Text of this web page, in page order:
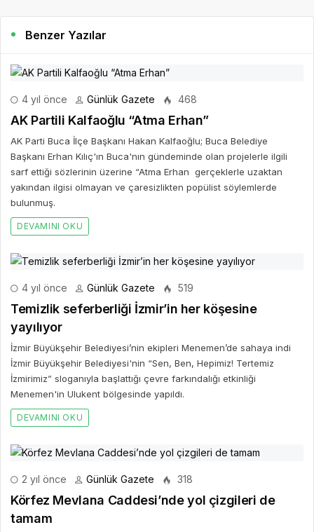
Benzer Yazılar
4 yıl önce Günlük Gazete 468
AK Partili Kalfaoğlu “Atma Erhan”
AK Parti Buca İlçe Başkanı Hakan Kalfaoğlu; Buca Belediye
Başkanı Erhan Kılıç'ın Buca'nın gündeminde olan projelerle ilgili
sarf ettiği sözlerinin üzerine “Atma Erhan gerçeklerle uzaktan
yakından ilgisi olmayan ve çaresizlikten popülist söylemlerde
bulunmuş.
DEVAMINI OKU
4 yıl önce Günlük Gazete 519
Temizlik seferberliği İzmir’in her köşesine
yayılıyor
İzmir Büyükşehir Belediyesi’nin ekipleri Menemen’de sahaya indi
İzmir Büyükşehir Belediyesi'nin “Sen, Ben, Hepimiz! Tertemiz
İzmirimiz” sloganıyla başlattığı çevre farkındalığı etkinliği
Menemen'in Ulukent bölgesinde yapıldı.
DEVAMINI OKU
2 yıl önce Günlük Gazete 318
Körfez Mevlana Caddesi’nde yol çizgileri de
tamam